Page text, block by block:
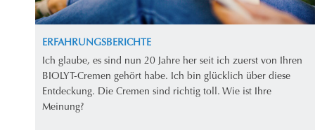
ERFAHRUNGSBERICHTE
Ich glaube, es sind nun 20 Jahre her seit ich zuerst von Ihren
BIOLYT-Cremen gehört habe. Ich bin glücklich über diese
Entdeckung. Die Cremen sind richtig toll. Wie ist Ihre
Meinung?